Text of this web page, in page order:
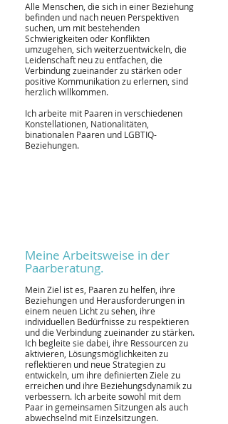
Alle Menschen, die sich in einer Beziehung
befinden und nach neuen Perspektiven
suchen, um mit bestehenden
Schwierigkeiten oder Konflikten
umzugehen, sich weiterzuentwickeln, die
Leidenschaft neu zu entfachen, die
Verbindung zueinander zu stärken oder
positive Kommunikation zu erlernen, sind
herzlich willkommen.
Ich arbeite mit Paaren in verschiedenen
Konstellationen, Nationalitäten,
binationalen Paaren und LGBTIQ-
Beziehungen.
Mein Ziel ist es, Paaren zu helfen, ihre
Beziehungen und Herausforderungen in
einem neuen Licht zu sehen, ihre
individuellen Bedürfnisse zu respektieren
und die Verbindung zueinander zu stärken.
Ich begleite sie dabei, ihre Ressourcen zu
aktivieren, Lösungsmöglichkeiten zu
reflektieren und neue Strategien zu
entwickeln, um ihre definierten Ziele zu
erreichen und ihre Beziehungsdynamik zu
verbessern. Ich arbeite sowohl mit dem
Paar in gemeinsamen Sitzungen als auch
abwechselnd mit Einzelsitzungen.
Meine Arbeitsweise in der
Paarberatung.